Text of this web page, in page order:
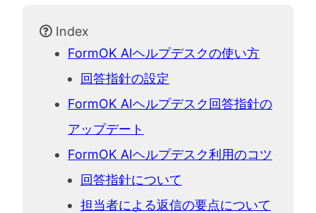
Index
FormOK AIヘルプデスクの使い方
回答指針の設定
FormOK AIヘルプデスク回答指針の
アップデート
FormOK AIヘルプデスク利用のコツ
回答指針について
担当者による返信の要点について